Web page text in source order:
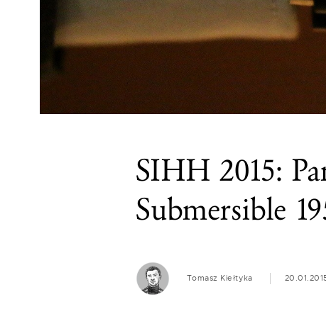
SIHH 2015:
Submersible
Tomasz Kiełtyka